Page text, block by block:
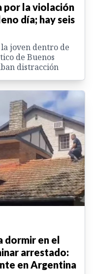
por la violación
día; hay seis
joven dentro de
de Buenos
distracción
dormir en el
arrestado:
en Argentina